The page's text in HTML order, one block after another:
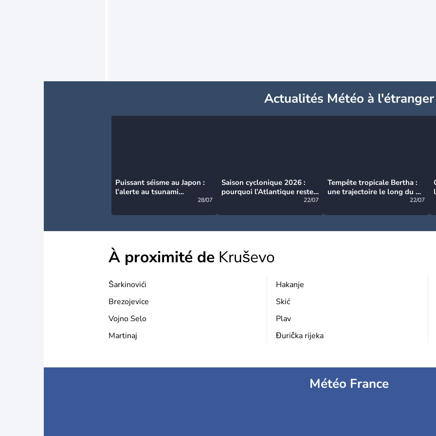
Actualités Météo à l'étranger
Puissant séisme au Japon :
l’alerte au tsunami
28/07
Saison cyclonique 2026 :
pourquoi l’Atlantique reste
22/07
Tempête tropicale Bertha :
une trajectoire le long du du
22/07
À proximité de Kruševo
Šarkinovići
Brezojevice
Vojno Selo
Martinaj
Hakanje
Skić
Plav
Đurička rijeka
Météo France